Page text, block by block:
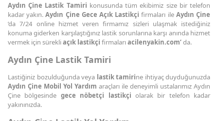
Aydın Çine Lastik Tamiri konusunda tüm ekibimiz size bir telefon
kadar yakın.Aydın Çine Gece Açık Lastikçi firmaları ile Aydın Çine
’da 7/24 online hizmet veren firmamız sizleri ulaşmak istediğiniz
konuma giderken karşılaştığınız lastik sorunlarına karşı anında hizmet
vermek için sürekliaçık lastikçi firmalarıacilenyakin.com’da.
Aydın Çine Lastik Tamiri
Lastiğiniz bozulduğunda veya lastik tamirine ihtiyaç duyduğunuzda
Aydın Çine Mobil Yol Yardım araçları ile deneyimli ustalarımız Aydın
Çine bölgesinde gece nöbetçi lastikçi olarak bir telefon kadar
yakınınızda.